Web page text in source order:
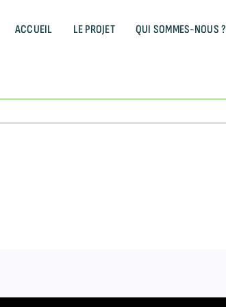
ACCUEIL LE PROJET QUI SOMMES-NOUS ?